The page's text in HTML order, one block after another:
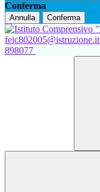
Conferma
Annulla Conferma
feic802005@istruzione.it
898077